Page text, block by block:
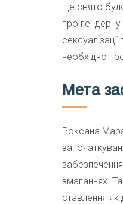
Це свято
про
необхідно
Мета
Роксана
змаганнях.
ставлення як